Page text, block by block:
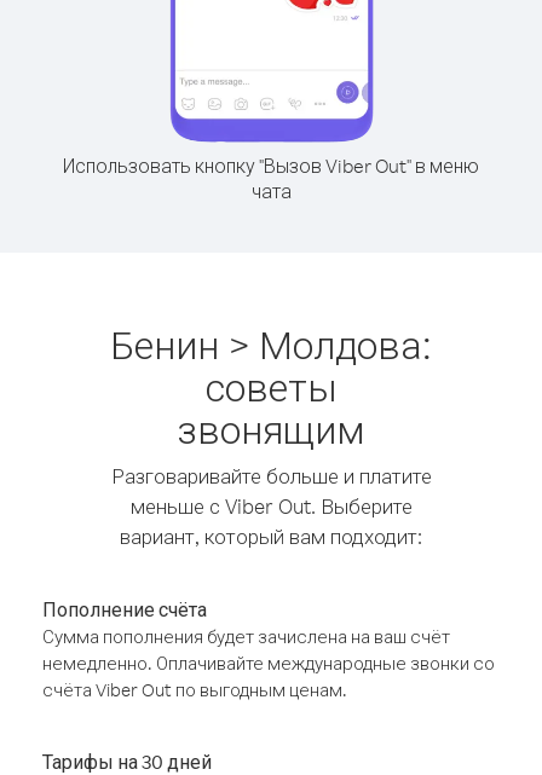
Использовать кнопку "Вызов Viber Out" в меню
чата
Бенин > Молдова:
советы
звонящим
Разговаривайте больше и платите
меньше с Viber Out. Выберите
вариант, который вам подходит:
Пополнение счёта
Сумма пополнения будет зачислена на ваш счёт
немедленно. Оплачивайте международные звонки со
счёта Viber Out по выгодным ценам.
Тарифы на 30 дней